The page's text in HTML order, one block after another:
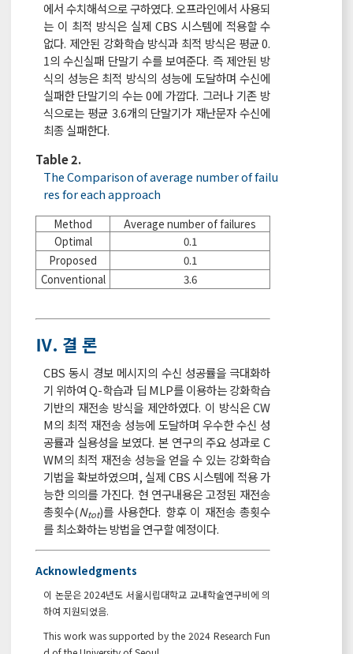
에서 수치해석으로 구하였다. 오프라인에서 사용되
는 이 최적 방식은 실제 CBS 시스템에 적용할 수
없다. 제안된 강화학습 방식과 최적 방식은 평균 0.
1의 수신실패 단말기 수를 보여준다. 즉 제안된 방
식의 성능은 최적 방식의 성능에 도달하며 수신에
실패한 단말기의 수는 0에 가깝다. 그러나 기존 방
식으로는 평균 3.6개의 단말기가 재난문자 수신에
최종 실패한다.
Table 2.
The Comparison of average number of failu
res for each approach
Method
Average number of failures
Optimal
0.1
Proposed
0.1
Conventional
3.6
Ⅳ. 결 론
CBS 동시 경보 메시지의 수신 성공률을 극대화하
기 위하여 Q-학습과 딥 MLP를 이용하는 강화학습
기반의 재전송 방식을 제안하였다. 이 방식은 CW
M의 최적 재전송 성능에 도달하며 우수한 수신 성
공률과 실용성을 보였다. 본 연구의 주요 성과로 C
WM의 최적 재전송 성능을 얻을 수 있는 강화학습
기법을 확보하였으며, 실제 CBS 시스템에 적용 가
능한 의의를 가진다. 현 연구내용은 고정된 재전송
총횟수(Ntot)를 사용한다. 향후 이 재전송 총횟수
를 최소화하는 방법을 연구할 예정이다.
Acknowledgments
이 논문은 2024년도 서울시립대학교 교내학술연구비에 의
하여 지원되었음.
This work was supported by the 2024 Research Fun